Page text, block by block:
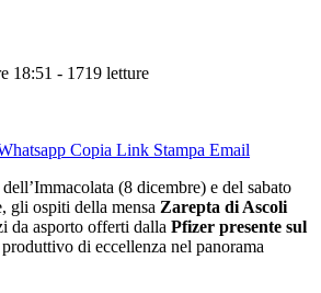
18:51 - 1719 letture
Copia Link Stampa Email
(8 dicembre) e del sabato
gli ospiti della mensa Zarepta di Ascoli
da asporto offerti dalla Pfizer presente sul
di eccellenza nel panorama